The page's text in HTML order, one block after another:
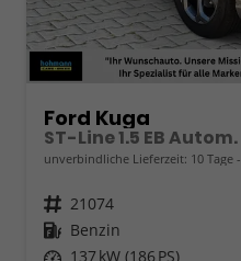
Ford Kuga
unverbindliche Lieferzeit: 10 Tage
Fahrzeugnr. 21074
Kraftstoff Benzin
Leistung 137 kW (186 PS)